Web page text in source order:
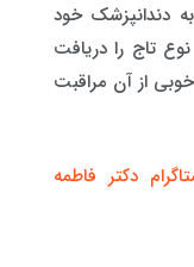
دندانپزشک خود
تاج را دریافت
از آن مراقبت
دکتر فاطمه